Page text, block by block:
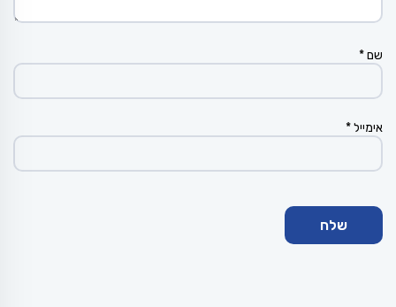
שם*
אימייל*